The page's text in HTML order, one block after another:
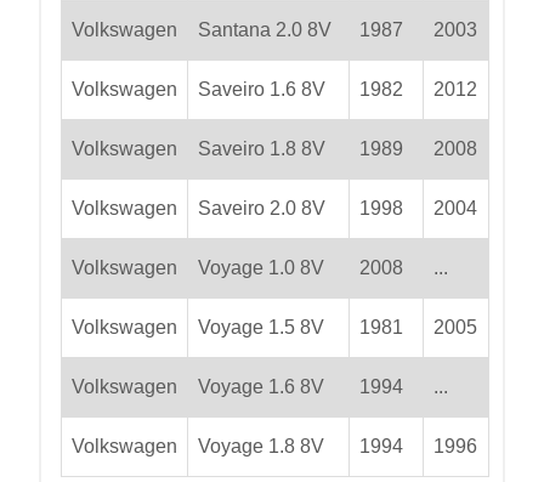
Volkswagen Santana 2.0 8V 1987 2003
Volkswagen Saveiro 1.6 8V 1982 2012
Volkswagen Saveiro 1.8 8V 1989 2008
Volkswagen Saveiro 2.0 8V 1998 2004
Volkswagen Voyage 1.0 8V 2008 ...
Volkswagen Voyage 1.5 8V 1981 2005
Volkswagen Voyage 1.6 8V 1994 ...
Volkswagen Voyage 1.8 8V 1994 1996